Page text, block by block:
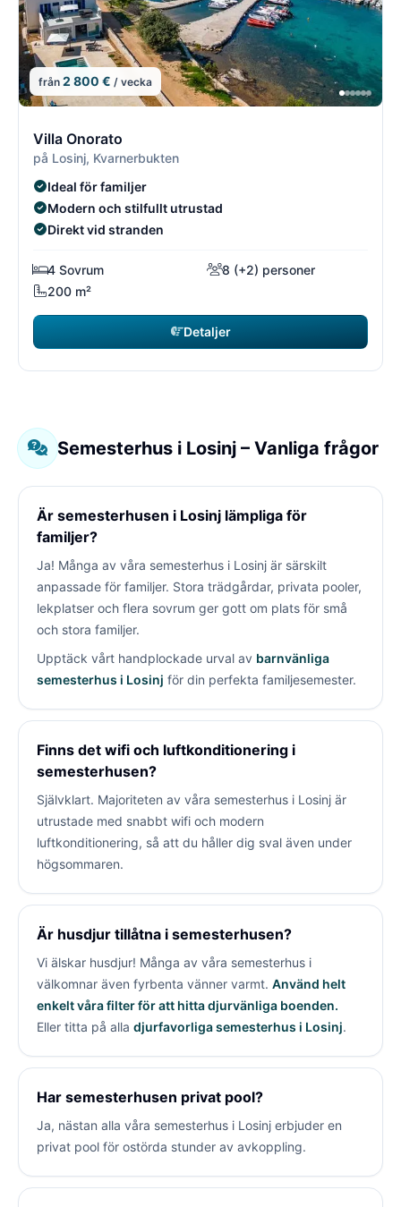
från 2 800 € / vecka
Villa Onorato
på Losinj, Kvarnerbukten
Ideal för familjer
Modern och stilfullt utrustad
Direkt vid stranden
4 Sovrum
8 (+2) personer
200 m²
Detaljer
Semesterhus i Losinj – Vanliga frågor
Är semesterhusen i Losinj lämpliga för
familjer?
Ja! Många av våra semesterhus i Losinj är särskilt
anpassade för familjer. Stora trädgårdar, privata pooler,
lekplatser och flera sovrum ger gott om plats för små
och stora familjer.
Upptäck vårt handplockade urval av barnvänliga
semesterhus i Losinj för din perfekta familjesemester.
Finns det wifi och luftkonditionering i
semesterhusen?
Självklart. Majoriteten av våra semesterhus i Losinj är
utrustade med snabbt wifi och modern
luftkonditionering, så att du håller dig sval även under
högsommaren.
Är husdjur tillåtna i semesterhusen?
Vi älskar husdjur! Många av våra semesterhus i
välkomnar även fyrbenta vänner varmt. Använd helt
enkelt våra filter för att hitta djurvänliga boenden.
Eller titta på alla djurfavorliga semesterhus i Losinj.
Har semesterhusen privat pool?
Ja, nästan alla våra semesterhus i Losinj erbjuder en
privat pool för ostörda stunder av avkoppling.